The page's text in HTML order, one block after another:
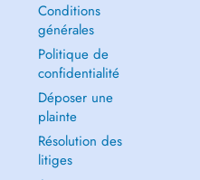
Conditions
générales
Politique de
confidentialité
Déposer une
plainte
Résolution des
litiges